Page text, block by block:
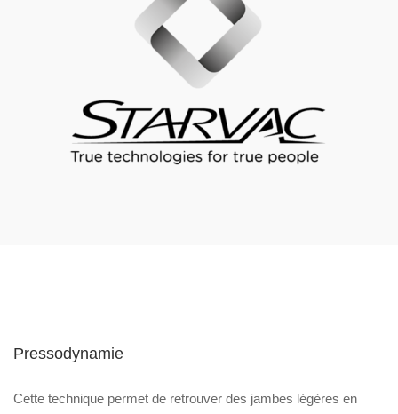
Pressodynamie
Cette technique permet de retrouver des jambes légères en